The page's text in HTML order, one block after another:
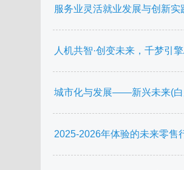
服务业灵活就业发展与创新
人机共智·创变未来，千梦引
城市化与发展——新兴未来(白
2025-2026年体验的未来零售